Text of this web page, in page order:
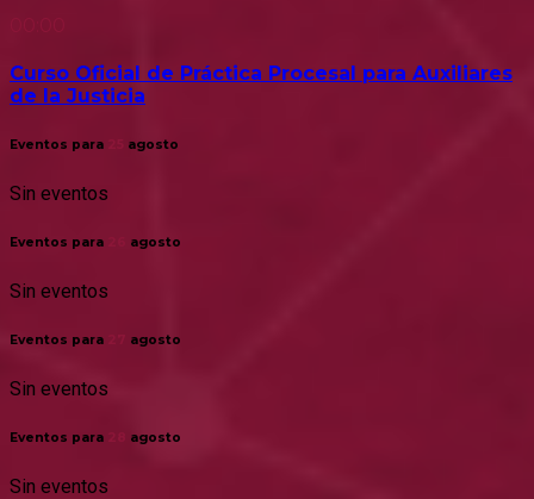
Curso Oficial de Práctica Procesal para Auxiliares
de la Justicia
Eventos para agosto
Sin eventos
Eventos para agosto
Sin eventos
Eventos para agosto
Sin eventos
Eventos para agosto
Sin eventos